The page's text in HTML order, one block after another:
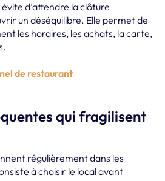
d’attendre la clôture
un déséquilibre. Elle permet de
les horaires, les achats, la carte,
de restaurant
qui fragilisent
régulièrement dans les
à choisir le local avant